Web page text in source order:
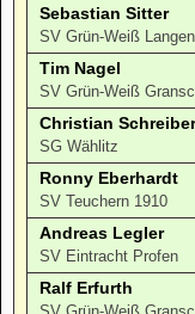
Sebastian Sitter
SV Grün-Weiß
Tim Nagel
SV Grün-Weiß
Christian Schreiber
SG Wählitz
Ronny Eberhardt
SV Teuchern 1910
Andreas Legler
SV Eintracht Profen
Ralf Erfurth